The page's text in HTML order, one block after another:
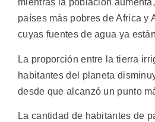
mientras la población
países más pobres de Africa y
cuyas fuentes de agua ya
La proporción entre la tierra
habitantes del planeta
desde que alcanzó un punto
La cantidad de habitantes de